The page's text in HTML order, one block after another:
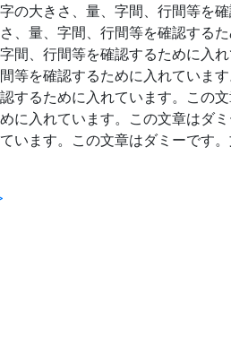
の大きさ、量、字間、行間等を
、量、字間、行間等を確認する
間、行間等を確認するために入
等を確認するために入れていま
するために入れています。この
に入れています。この文章はダ
います。この文章はダミーです